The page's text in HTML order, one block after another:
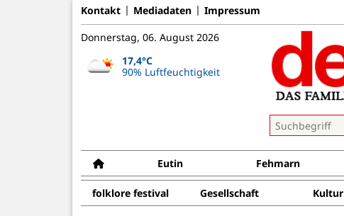
Kontakt Mediadaten Impressum
Donnerstag, 06. August 2026
17,4°C
90% Luftfeuchtigkeit
Eutin Fehmarn
folklore festival Gesellschaft Kultur